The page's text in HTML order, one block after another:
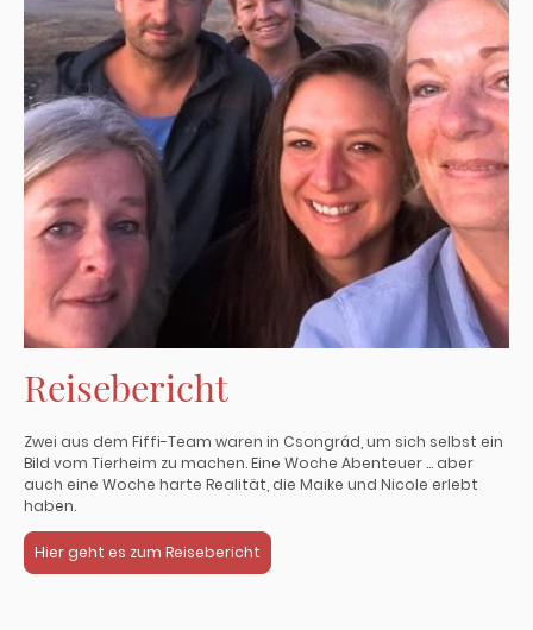
Reisebericht
Zwei aus dem Fiffi-Team waren in Csongrád, um sich selbst ein
Bild vom Tierheim zu machen. Eine Woche Abenteuer ... aber
auch eine Woche harte Realität, die Maike und Nicole erlebt
haben.
Hier geht es zum Reisebericht